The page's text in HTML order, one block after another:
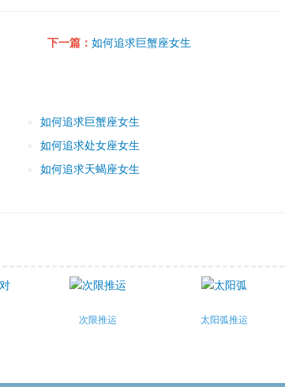
下一篇：如何追求巨蟹座女生
如何追求巨蟹座女生
如何追求处女座女生
如何追求天蝎座女生
次限推运 太阳弧推运